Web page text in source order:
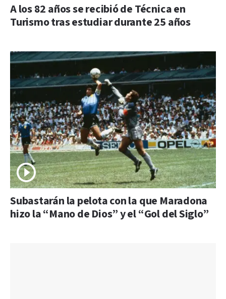
A los 82 años se recibió de Técnica en
Turismo tras estudiar durante 25 años
Subastarán la pelota con la que Maradona
hizo la “Mano de Dios” y el “Gol del Siglo”